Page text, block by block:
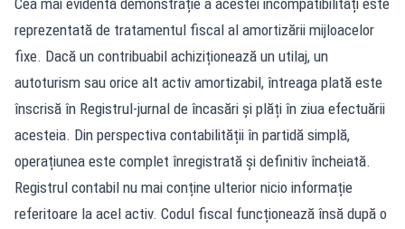
reprezentată de tratamentul fiscal al amortizării mijloacelor
fixe. Dacă un contribuabil achiziționează un utilaj, un
autoturism sau orice alt activ amortizabil, întreaga plată este
înscrisă în Registrul-jurnal de încasări și plăți în ziua efectuării
acesteia. Din perspectiva contabilității în partidă simplă,
operațiunea este complet înregistrată și definitiv încheiată.
Registrul contabil nu mai conține ulterior nicio informație
referitoare la acel activ. Codul fiscal funcționează însă după o